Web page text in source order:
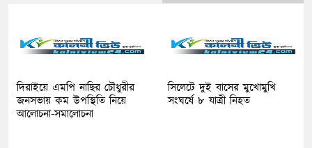
দিরাইয়ে এমপি নাছির চৌধুরীর
জনসভায় কম উপস্থিতি নিয়ে
আলোচনা-সমালোচনা
সিলেটে দুই বাসের মুখোমুখি
সংঘর্ষে ৮ যাত্রী নিহত